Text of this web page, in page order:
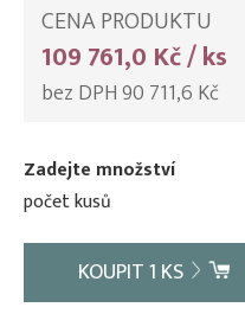
CENA PRODUKTU
109 761,0 Kč / ks
bez DPH 90 711,6 Kč
Zadejte množství
počet kusů
KOUPIT1 KS